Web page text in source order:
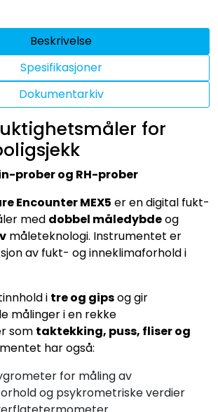
Beskrivelse
Spesifikasjoner
Dokumentarkiv
for
prober og RH-prober
Encounter MEX5 er en digital fukt-
med dobbel måledybdeog
måleteknologi. Instrumentet er
av fukt- og inneklimaforhold i
i tre og gipsog gir
målinger i en rekke
som taktekking, puss, fliser og
har også:
for måling av
og psykrometriske verdier